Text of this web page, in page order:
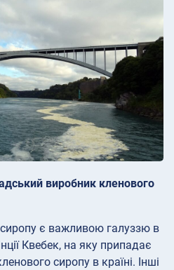
виробник кленового
є важливою галуззю в
Квебек, на яку припадає
сиропу в країні. Інші